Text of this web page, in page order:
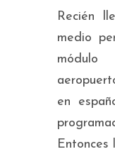
Recién
medio
en
Entonces